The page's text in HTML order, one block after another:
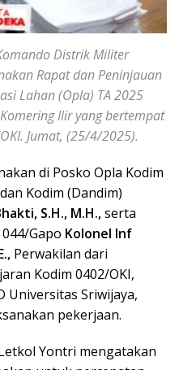
Distrik Militer
Rapat dan Peninjauan
Lahan (Opla) TA 2025
Ilir yang bertempat
Jumat, (25/4/2025).
di Posko Opla Kodim
Kodim (Dandim)
S.H., M.H.,serta
Gapo Kolonel Inf
Perwakilan dari
Kodim 0402/OKI,
Universitas Sriwijaya,
pekerjaan.
Yontri mengatakan